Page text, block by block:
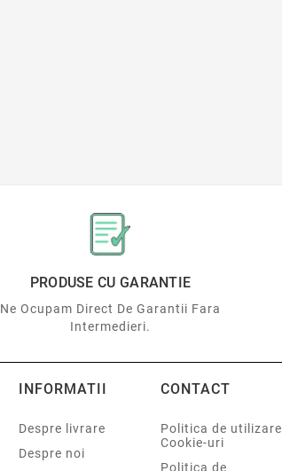
PRODUSE CU GARANTIE
Ne Ocupam Direct De Garantii Fara
Intermedieri.
INFORMATII
Despre livrare
Despre noi
CONTACT
Politica de utilizare
Cookie-uri
Politica de